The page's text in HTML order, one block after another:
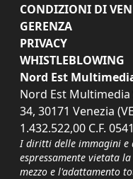
CONDIZIONI DI
GERENZA
PRIVACY
WHISTLEBLOWING
Nord Est
Nord Est Multimedia
34, 30171 Venezia
1.432.522,00 C.F.
I diritti delle immagini e
espressamente vietata
mezzo e l'adattamento